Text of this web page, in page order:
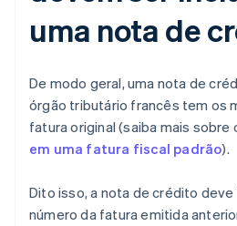
uma nota de
De modo geral, uma nota de
órgão tributário francês tem os
fatura original (saiba mais sobre
em uma fatura fiscal padrão).
Dito isso, a nota de crédito deve
número da fatura emitida